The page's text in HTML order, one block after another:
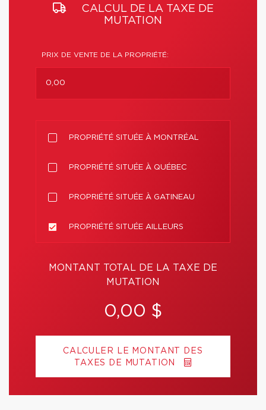
CALCUL DE LA TAXE DE
MUTATION
PRIX DE VENTE DE LA PROPRIÉTÉ:
PROPRIÉTÉ SITUÉE À MONTRÉAL
PROPRIÉTÉ SITUÉE À QUÉBEC
PROPRIÉTÉ SITUÉE À GATINEAU
PROPRIÉTÉ SITUÉE AILLEURS
MONTANT TOTAL DE LA TAXE DE
MUTATION
0,00 $
CALCULER LE MONTANT DES
TAXES DE MUTATION